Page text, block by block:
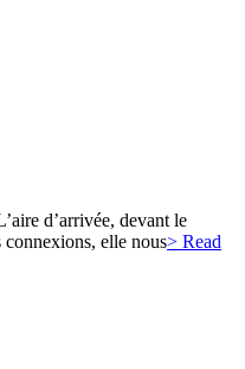
d’arrivée, devant le
connexions, elle nous> Read